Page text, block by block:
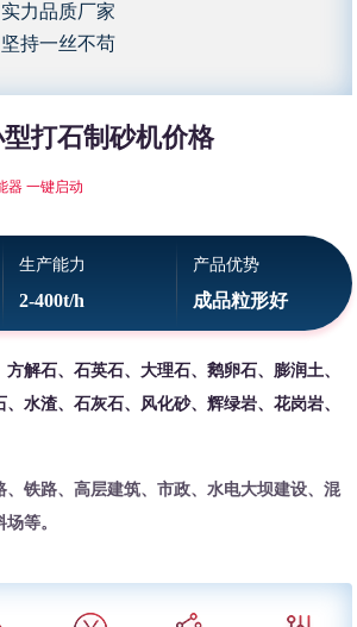
力品质厂家
持一丝不苟
打石制砂机价格
器 一键启动
生产能力
2-400t/h
产品优势
成品粒形好
解石、石英石、大理石、鹅卵石、膨润土、
水渣、石灰石、风化砂、辉绿岩、花岗岩、
、铁路、高层建筑、市政、水电大坝建设、混
等。